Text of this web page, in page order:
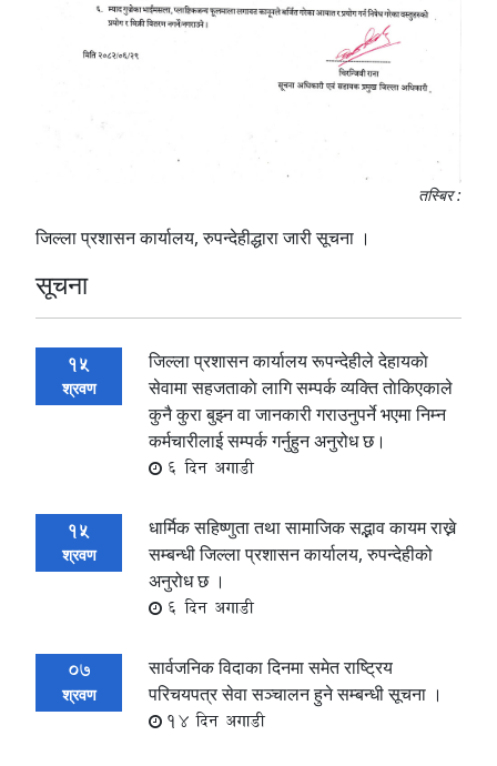
तस्बिर :
जिल्ला प्रशासन कार्यालय, रुपन्देहीद्धारा जारी सूचना ।
सूचना
15
श्रवण
जिल्ला प्रशासन कार्यालय रूपन्देहीले देहायकाे
सेवामा सहजताकाे लागि सम्पर्क व्यक्ति ताेकिएकाले
कुनै कुरा बुझ्न वा जानकारी गराउनुपर्ने भएमा निम्न
कर्मचारीलाई सम्पर्क गर्नुहुन अनुरोध छ।
6 दिन अगाडी
15
श्रवण
धार्मिक सहिष्णुता तथा सामाजिक सद्भाव कायम राख्ने
सम्बन्धी जिल्ला प्रशासन कार्यालय, रुपन्देहीको
अनुरोध छ ।
6 दिन अगाडी
07
श्रवण
सार्वजनिक विदाका दिनमा समेत राष्ट्रिय
परिचयपत्र सेवा सञ्चालन हुने सम्बन्धी सूचना ।
14 दिन अगाडी